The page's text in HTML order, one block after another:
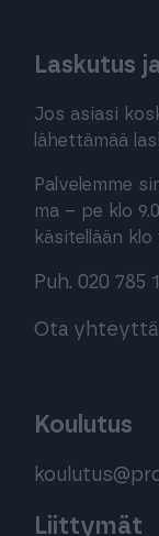
Laskutus
Jos asiasi
lähettämää
Palvelemme
ma – pe klo
käsitellään klo
Puh. 020 785
Ota
Koulutus
Liittymät